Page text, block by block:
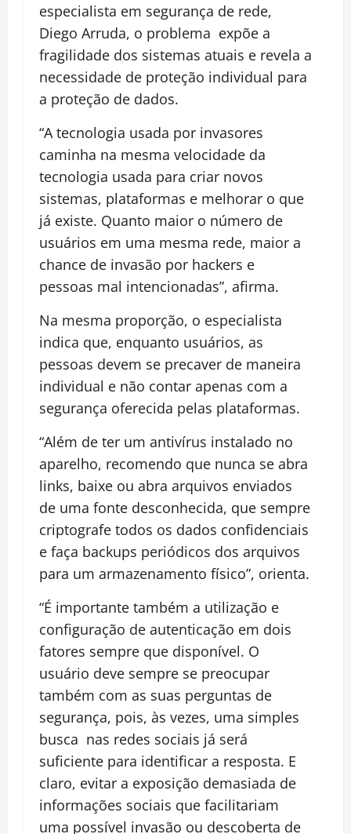
especialista em segurança de rede,
Diego Arruda, o problema expõe a
fragilidade dos sistemas atuais e revela a
necessidade de proteção individual para
a proteção de dados.
“A tecnologia usada por invasores
caminha na mesma velocidade da
tecnologia usada para criar novos
sistemas, plataformas e melhorar o que
já existe. Quanto maior o número de
usuários em uma mesma rede, maior a
chance de invasão por hackers e
pessoas mal intencionadas”, afirma.
Na mesma proporção, o especialista
indica que, enquanto usuários, as
pessoas devem se precaver de maneira
individual e não contar apenas com a
segurança oferecida pelas plataformas.
“Além de ter um antivírus instalado no
aparelho, recomendo que nunca se abra
links, baixe ou abra arquivos enviados
de uma fonte desconhecida, que sempre
criptografe todos os dados confidenciais
e faça backups periódicos dos arquivos
para um armazenamento físico”, orienta.
“É importante também a utilização e
configuração de autenticação em dois
fatores sempre que disponível. O
usuário deve sempre se preocupar
também com as suas perguntas de
segurança, pois, às vezes, uma simples
busca nas redes sociais já será
suficiente para identificar a resposta. E
claro, evitar a exposição demasiada de
informações sociais que facilitariam
uma possível invasão ou descoberta de